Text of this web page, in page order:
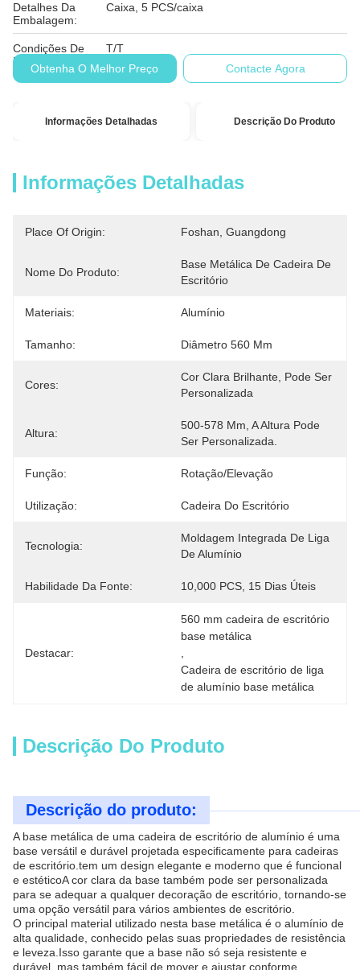
Detalhes Da
Embalagem:
Caixa, 5 PCS/caixa
Condições De
Pagamento:
T/T
Obtenha O Melhor Preço
Contacte Agora
Informações Detalhadas Descrição Do Produto
Informações Detalhadas
Place Of Origin: Foshan, Guangdong
Nome Do Produto:
Base Metálica De Cadeira De
Escritório
Materiais: Alumínio
Tamanho: Diâmetro 560 Mm
Cores:
Cor Clara Brilhante, Pode Ser
Personalizada
Altura:
500-578 Mm, A Altura Pode
Ser Personalizada.
Função: Rotação/elevação
Utilização: Cadeira Do Escritório
Tecnologia:
Moldagem Integrada De Liga
De Alumínio
Habilidade Da Fonte: 10,000 PCS, 15 Dias Úteis
Destacar:
560 mm cadeira de escritório
base metálica
Cadeira de escritório de liga
de alumínio base metálica
Descrição Do Produto
Descrição do produto:
A base metálica de uma cadeira de escritório de alumínio é uma
base versátil e durável projetada especificamente para cadeiras
de escritório.tem um design elegante e moderno que é funcional
e estéticoA cor clara da base também pode ser personalizada
para se adequar a qualquer decoração de escritório, tornando-se
uma opção versátil para vários ambientes de escritório.
O principal material utilizado nesta base metálica é o alumínio de
alta qualidade, conhecido pelas suas propriedades de resistência
e leveza.Isso garante que a base não só seja resistente e
durável, mas também fácil de mover e ajustar conforme